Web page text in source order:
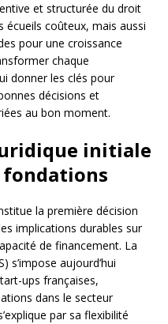
et structurée du droit
écueils coûteux, mais aussi
pour une croissance
chaque
donner les clés pour
décisions et
au bon moment.
initiale
fondations
la première décision
implications durables sur
de financement. La
s’impose aujourd’hui
ups françaises,
dans le secteur
par sa flexibilité